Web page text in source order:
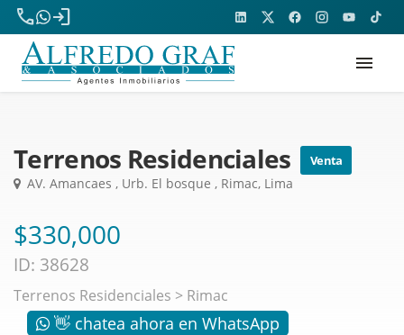
phone
login
menu
Terrenos Residenciales Venta
AV. Amancaes , Urb. El bosque , Rimac, Lima
$330,000
ID: 38628
Terrenos Residenciales > Rimac
👋 chatea ahora en WhatsApp